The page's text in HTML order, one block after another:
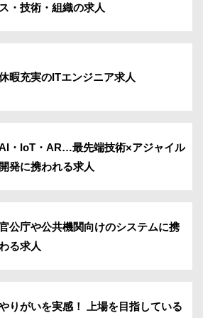
ス・技術・組織の求人
暇充実のITエンジニア求人
・IoT・AR…最先端技術×アジャイル
開発に携われる求人
公庁や公共機関向けのシステムに携
る求人
りがいを実感！ 上場を目指している